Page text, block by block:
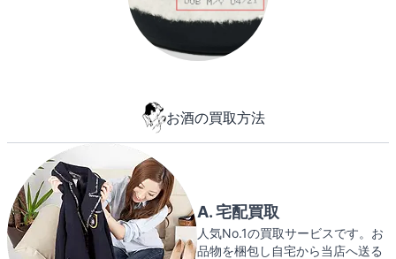
お酒の買取方法
A. 宅配買取
人気No.1の買取サービスです。お
品物を梱包し自宅から当店へ送る